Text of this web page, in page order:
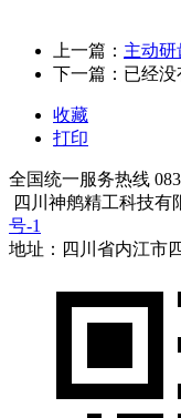
上一篇： 主动
下一篇：已经没
收藏
打印
全国统一服务热线
四川神鸼精工科技有
号-1
地址：四川省内江市